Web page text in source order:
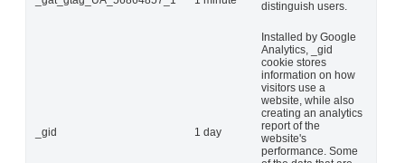
distinguish users.
_gid 1 day
Installed by Google
Analytics, _gid
cookie stores
information on how
visitors use a
website, while also
creating an analytics
report of the
website's
performance. Some